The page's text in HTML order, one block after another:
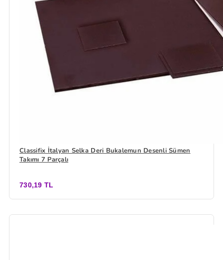
Classifix İtalyan Selka Deri Bukalemun Desenli Sümen
Takımı 7 Parçalı
730,19 TL